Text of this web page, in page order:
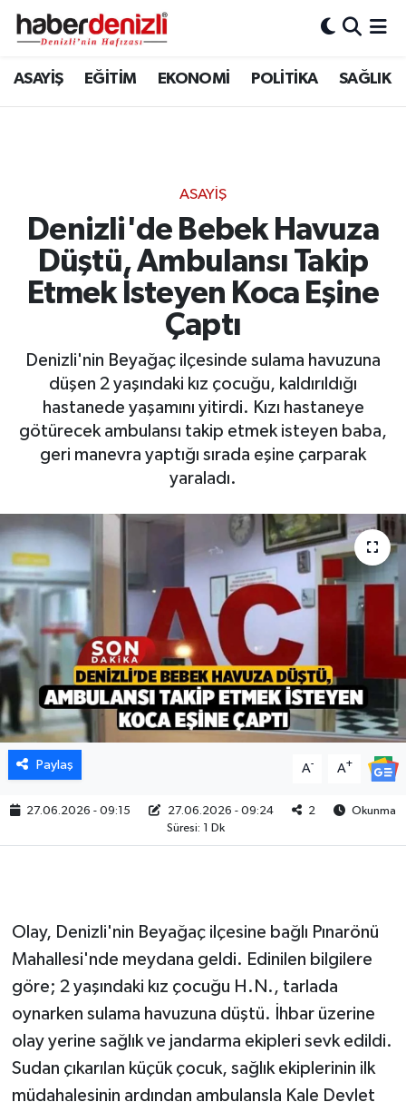
ASAYİŞ EĞİTİM EKONOMİ POLİTİKA SAĞLIK
ASAYİŞ
Denizli'de Bebek Havuza
Düştü, Ambulansı Takip
Etmek İsteyen Koca Eşine
Çaptı
Denizli'nin Beyağaç ilçesinde sulama havuzuna
düşen 2 yaşındaki kız çocuğu, kaldırıldığı
hastanede yaşamını yitirdi. Kızı hastaneye
götürecek ambulansı takip etmek isteyen baba,
geri manevra yaptığı sırada eşine çarparak
yaraladı.
Paylaş A- A+
27.06.2026 - 09:15 27.06.2026 - 09:24 2
Okunma
Süresi: 1 Dk
Olay, Denizli'nin Beyağaç ilçesine bağlı Pınarönü
Mahallesi'nde meydana geldi. Edinilen bilgilere
göre; 2 yaşındaki kız çocuğu H.N., tarlada
oynarken sulama havuzuna düştü. İhbar üzerine
olay yerine sağlık ve jandarma ekipleri sevk edildi.
Sudan çıkarılan küçük çocuk, sağlık ekiplerinin ilk
müdahalesinin ardından ambulansla Kale Devlet
Denizli Nöbetçi Eczaneler
Tüm Manşetler
Son Dakika Haberleri